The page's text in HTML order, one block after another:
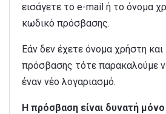
εισάγετε το e-mail ή το όνομα
κωδικό πρόσβασης.
Εάν δεν έχετε όνομα χρήστη
πρόσβασης τότε παρακαλούμε
έναν νέο λογαριασμό.
Η πρόσβαση είναι δυνατή